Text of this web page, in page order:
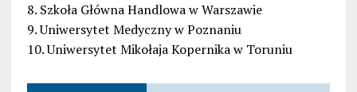
8. Szkoła Główna Handlowa w Warszawie
9. Uniwersytet Medyczny w Poznaniu
10. Uniwersytet Mikołaja Kopernika w Toruniu